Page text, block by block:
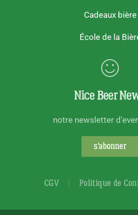
Cadeaux bière
École de la
Nice Beer
notre newsletter
s'abonner
CGV Politique de